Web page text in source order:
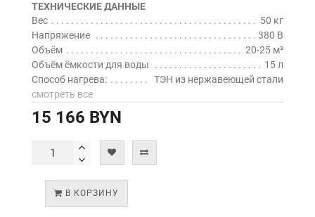
ТЕХНИЧЕСКИЕ ДАННЫЕ
Вес
50 кг
Напряжение
380 В
Объём
20-25 м³
Объём ёмкости для воды
15 л
Способ нагрева:
ТЭН из нержавеющей стали
смотреть все
15 166 BYN
В КОРЗИНУ